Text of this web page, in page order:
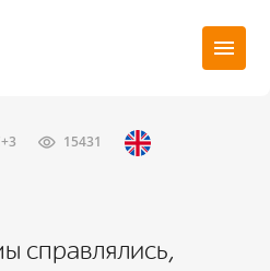
15431
справлялись,